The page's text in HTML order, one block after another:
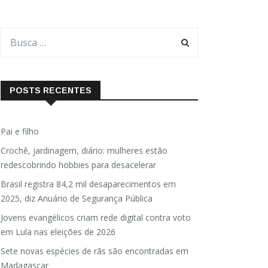
POSTS RECENTES
Pai e filho
Crochê, jardinagem, diário: mulheres estão
redescobrindo hobbies para desacelerar
Brasil registra 84,2 mil desaparecimentos em
2025, diz Anuário de Segurança Pública
Jovens evangélicos criam rede digital contra voto
em Lula nas eleições de 2026
Sete novas espécies de rãs são encontradas em
Madagascar